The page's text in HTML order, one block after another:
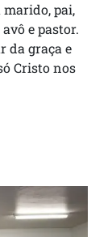
pai,
e pastor.
da graça e
Cristo nos